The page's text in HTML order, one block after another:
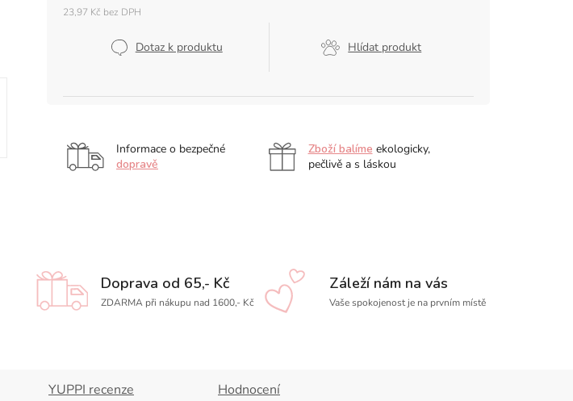
23,97 Kč bez DPH
Dotaz k produktu Hlídat produkt
Informace o bezpečné
dopravě
Zboží balíme ekologicky,
pečlivě a s láskou
Doprava od 65,- Kč
ZDARMA při nákupu nad 1600,- Kč
Záleží nám na vás
Vaše spokojenost je na prvním místě
YUPPI recenze Hodnocení